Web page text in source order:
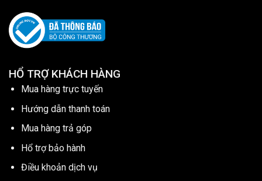
HỔ TRỢ KHÁCH HÀNG
Mua hàng trực tuyến
Hướng dẫn thanh toán
Mua hàng trả góp
Hổ trợ bảo hành
Điều khoản dịch vụ